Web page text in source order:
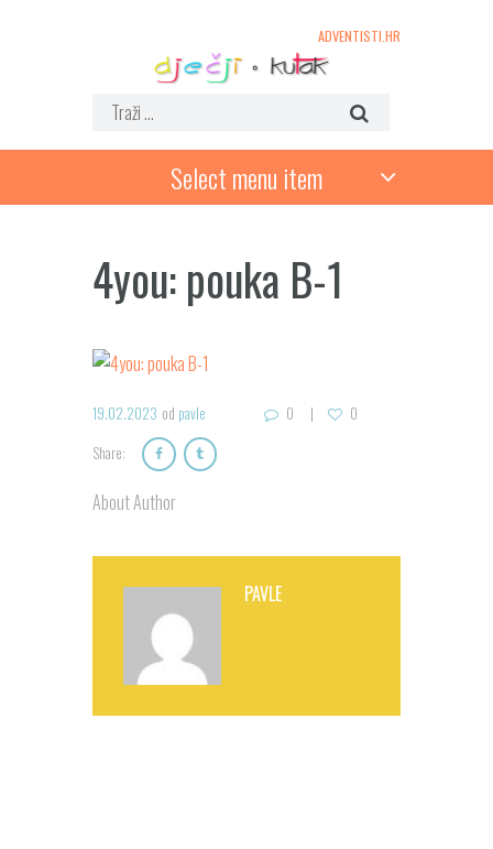
ADVENTISTI.HR
Select menu item
4you: pouka B-1
19.02.2023 od pavle 0
0
Share:
About Author
PAVLE